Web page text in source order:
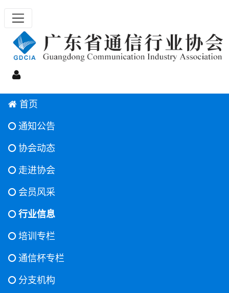
首页
通知公告
协会动态
走进协会
会员风采
行业信息
培训专栏
通信杯专栏
分支机构